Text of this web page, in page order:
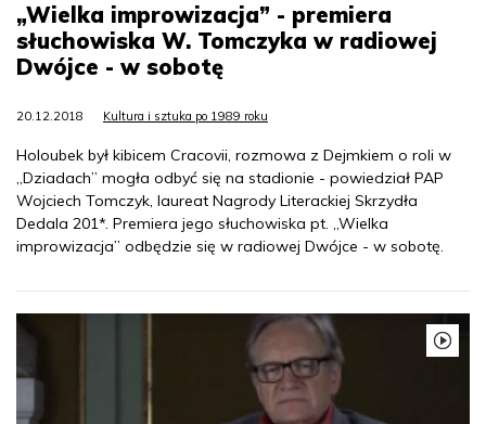
„Wielka improwizacja” - premiera
słuchowiska W. Tomczyka w radiowej
Dwójce - w sobotę
20.12.2018 Kultura i sztuka po 1989 roku
Holoubek był kibicem Cracovii, rozmowa z Dejmkiem o roli w
„Dziadach” mogła odbyć się na stadionie - powiedział PAP
Wojciech Tomczyk, laureat Nagrody Literackiej Skrzydła
Dedala 201*. Premiera jego słuchowiska pt. „Wielka
improwizacja” odbędzie się w radiowej Dwójce - w sobotę.